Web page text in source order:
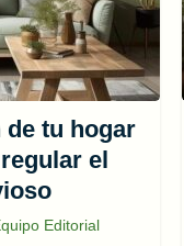
tu hogar
el
Editorial